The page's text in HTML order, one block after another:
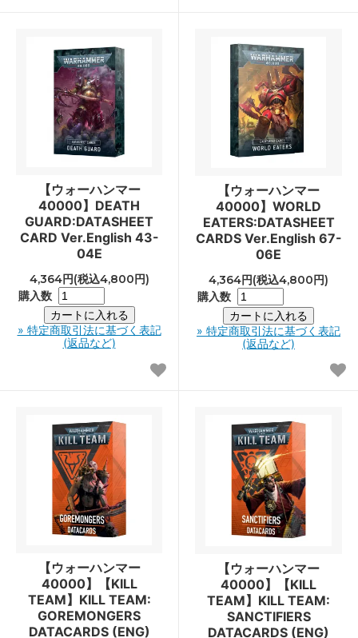
【ウォーハンマー
40000】DEATH
GUARD:DATASHEET
CARD Ver.English 43-
04E
4,364円(税込4,800円)
購入数
» 特定商取引法に基づく表記
(返品など)
【ウォーハンマー
40000】WORLD
EATERS:DATASHEET
CARDS Ver.English 67-
06E
4,364円(税込4,800円)
購入数
» 特定商取引法に基づく表記
(返品など)
【ウォーハンマー
40000】【KILL
TEAM】KILL TEAM:
GOREMONGERS
DATACARDS (ENG)
【ウォーハンマー
40000】【KILL
TEAM】KILL TEAM:
SANCTIFIERS
DATACARDS (ENG)